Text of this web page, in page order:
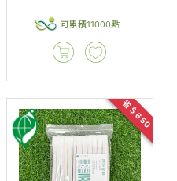
可累積11000點
省＄650